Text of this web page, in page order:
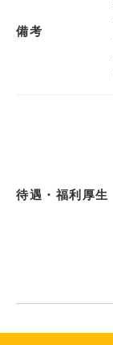
備考
待遇・福利厚生